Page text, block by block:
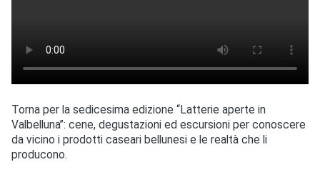
Torna per la sedicesima edizione “Latterie aperte in
Valbelluna”: cene, degustazioni ed escursioni per conoscere
da vicino i prodotti caseari bellunesi e le realtà che li
producono.